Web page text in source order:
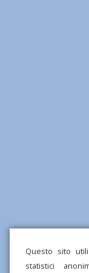
Questo sito
statistici